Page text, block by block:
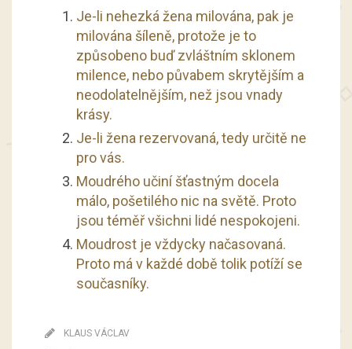
Je-li nehezká žena milována, pak je
milována šíleně, protože je to
způsobeno buď zvláštním sklonem
milence, nebo půvabem skrytějším a
neodolatelnějším, než jsou vnady
krásy.
Je-li žena rezervovaná, tedy určitě ne
pro vás.
Moudrého učiní šťastným docela
málo, pošetilého nic na světě. Proto
jsou téměř všichni lidé nespokojeni.
Moudrost je vždycky načasovaná.
Proto má v každé době tolik potíží se
současníky.
KLAUS VÁCLAV